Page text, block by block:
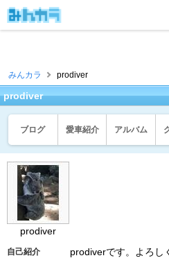
みんカラ prodiver
prodiver
ブログ 愛車紹介 アルバム
prodiver
自己紹介
prodiverです。よろし